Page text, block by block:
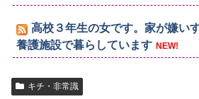
高校３年生の女です。家が嫌い
養護施設で暮らしています NEW!
キチ・非常識